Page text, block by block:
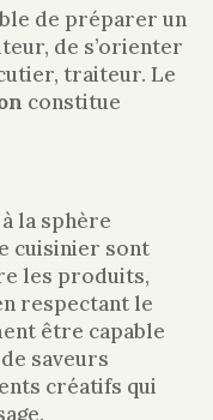
de préparer un
de s’orienter
traiteur. Le
constitue
la sphère
cuisinier sont
les produits,
respectant le
être capable
saveurs
créatifs qui